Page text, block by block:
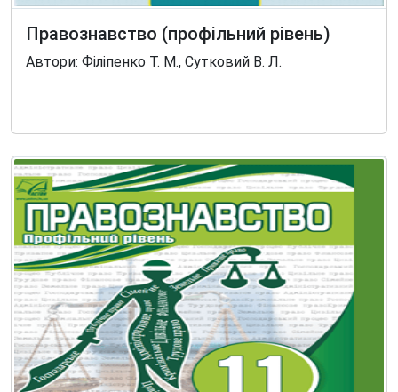
Правознавство (профільний рівень)
Автори: Філіпенко Т. М., Сутковий В. Л.